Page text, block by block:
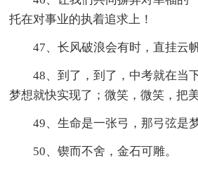
托在对事业的执着追求上！
47、长风破浪会有时，直挂云帆
48、到了，到了，中考就在当下
梦想就快实现了；微笑，微笑，把
49、生命是一张弓，那弓弦是梦
50、锲而不舍，金石可雕。